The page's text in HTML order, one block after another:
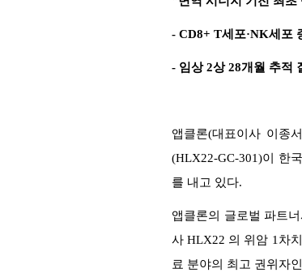
- CD8+ T세포·NK세포
- 임상 2상 28개월 추적
앱클론(대표이사 이종
(HLX22-GC-301)이 한
를 내고 있다.
앱클론의 글로벌 파트
사 HLX22 의 위암 1차
료 분야의 최고 권위자